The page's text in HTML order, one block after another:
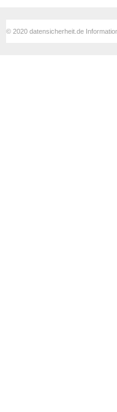
© 2020 datensicherheit.de